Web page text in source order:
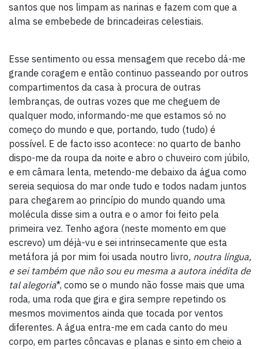
santos que nos limpam as narinas e fazem com que a
alma se embebede de brincadeiras celestiais.
Esse sentimento ou essa mensagem que recebo dá-me
grande coragem e então continuo passeando por outros
compartimentos da casa à procura de outras
lembranças, de outras vozes que me cheguem de
qualquer modo, informando-me que estamos só no
começo do mundo e que, portando, tudo (tudo) é
possível. E de facto isso acontece: no quarto de banho
dispo-me da roupa da noite e abro o chuveiro com júbilo,
e em câmara lenta, metendo-me debaixo da água como
sereia sequiosa do mar onde tudo e todos nadam juntos
para chegarem ao princípio do mundo quando uma
molécula disse sim a outra e o amor foi feito pela
primeira vez. Tenho agora (neste momento em que
escrevo) um déjà-vu e sei intrinsecamente que esta
metáfora já por mim foi usada noutro livro, noutra língua,
e sei também que não sou eu mesma a autora inédita de
tal alegoria*, como se o mundo não fosse mais que uma
roda, uma roda que gira e gira sempre repetindo os
mesmos movimentos ainda que tocada por ventos
diferentes. A água entra-me em cada canto do meu
corpo, em partes côncavas e planas e sinto em cheio a